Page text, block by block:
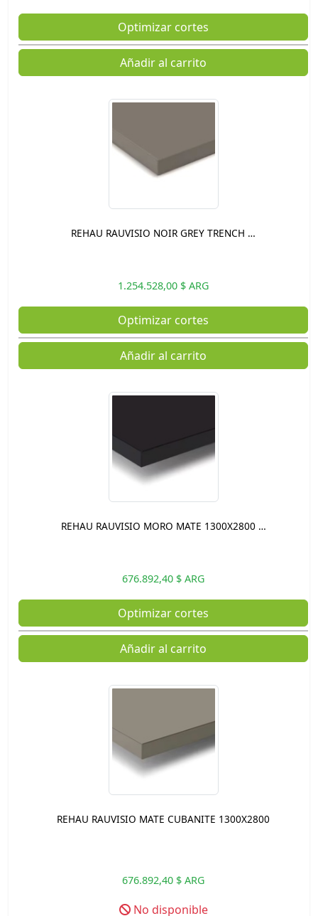
Optimizar cortes
Añadir al carrito
REHAU RAUVISIO NOIR GREY TRENCH …
1.254.528,00 $ ARG
Optimizar cortes
Añadir al carrito
REHAU RAUVISIO MORO MATE 1300X2800 …
676.892,40 $ ARG
Optimizar cortes
Añadir al carrito
REHAU RAUVISIO MATE CUBANITE 1300X2800
676.892,40 $ ARG
No disponible